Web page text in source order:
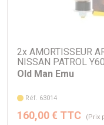
2x AMORTISSEUR
NISSAN PATROL
Old Man Emu
Réf. 63014
160,00 € TTC (Prix